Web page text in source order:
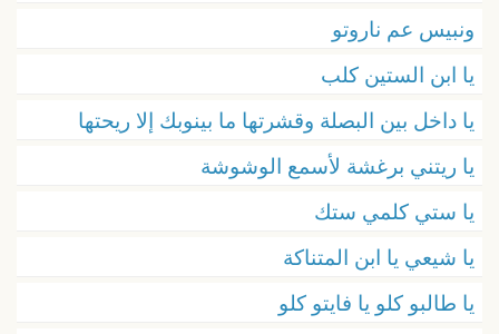
ونبيس عم ناروتو
يا ابن الستين كلب
يا داخل بين البصلة وقشرتها ما بينوبك إلا ريحتها
يا ريتني برغشة لأسمع الوشوشة
يا ستي كلمي ستك
يا شيعي يا ابن المتناكة
يا طالبو كلو يا فايتو كلو